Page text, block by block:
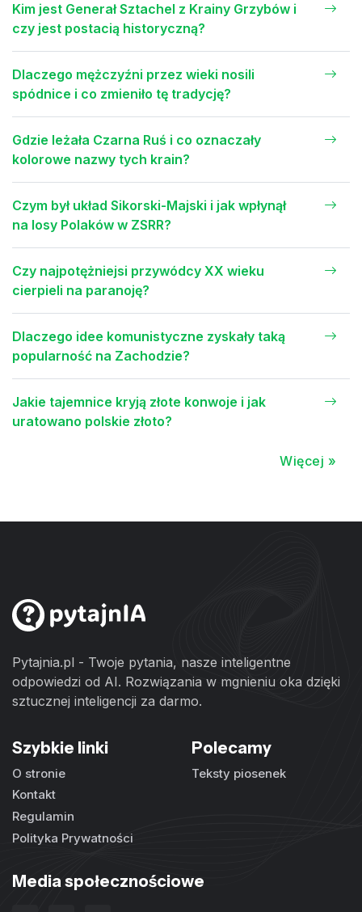
Kim jest Generał Sztachel z Krainy Grzybów i
czy jest postacią historyczną?
Dlaczego mężczyźni przez wieki nosili
spódnice i co zmieniło tę tradycję?
Gdzie leżała Czarna Ruś i co oznaczały
kolorowe nazwy tych krain?
Czym był układ Sikorski-Majski i jak wpłynął
na losy Polaków w ZSRR?
Czy najpotężniejsi przywódcy XX wieku
cierpieli na paranoję?
Dlaczego idee komunistyczne zyskały taką
popularność na Zachodzie?
Jakie tajemnice kryją złote konwoje i jak
uratowano polskie złoto?
Więcej »
Pytajnia.pl - Twoje pytania, nasze inteligentne
odpowiedzi od AI. Rozwiązania w mgnieniu oka dzięki
sztucznej inteligencji za darmo.
Szybkie linki
O stronie
Kontakt
Regulamin
Polityka Prywatności
Polecamy
Teksty piosenek
Media społecznościowe